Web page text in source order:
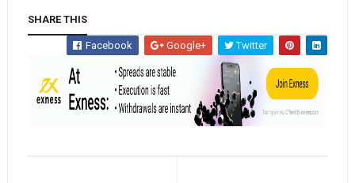
SHARE THIS
Facebook Google+ Twitter